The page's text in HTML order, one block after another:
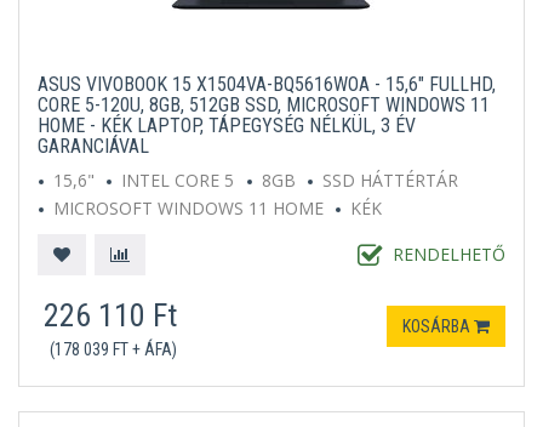
ASUS VIVOBOOK 15 X1504VA-BQ5616WOA - 15,6" FULLHD,
CORE 5-120U, 8GB, 512GB SSD, MICROSOFT WINDOWS 11
HOME - KÉK LAPTOP, TÁPEGYSÉG NÉLKÜL, 3 ÉV
GARANCIÁVAL
15,6"
INTEL CORE 5 8GB
SSD HÁTTÉRTÁR
MICROSOFT WINDOWS 11 HOME
KÉK
RENDELHETŐ
226 110 Ft
(178 039 FT + ÁFA)
KOSÁRBA